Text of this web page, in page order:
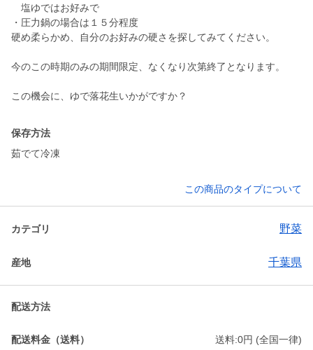
塩ゆではお好みで
・圧力鍋の場合は１５分程度
硬め柔らかめ、自分のお好みの硬さを探してみてください。
今のこの時期のみの期間限定、なくなり次第終了となります。
この機会に、ゆで落花生いかがですか？
保存方法
茹でて冷凍
この商品のタイプについて
カテゴリ 野菜
産地 千葉県
配送方法
配送料金（送料） 送料:0円 (全国一律)